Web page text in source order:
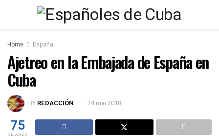
Home España
Ajetreo en la Embajada de España en
Cuba
BY REDACCIÓN 24 mai 2018
75